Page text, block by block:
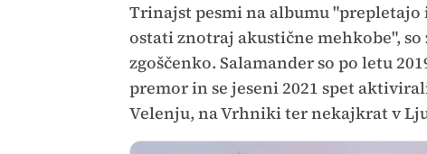
Trinajst pesmi na albumu
ostati znotraj akustične mehkobe",
zgoščenko. Salamander so po letu
premor in se jeseni 2021 spet
Velenju, na Vrhniki ter nekajkrat v